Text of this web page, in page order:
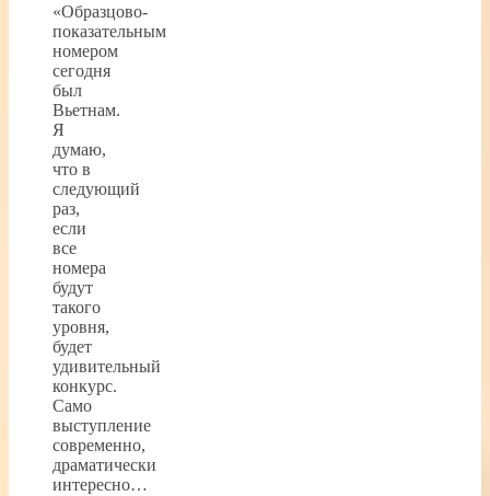
«Образцово-
показательным
номером
сегодня
был
Вьетнам.
Я
думаю,
что в
следующий
раз,
если
все
номера
будут
такого
уровня,
будет
удивительный
конкурс.
Само
выступление
современно,
драматически
интересно…